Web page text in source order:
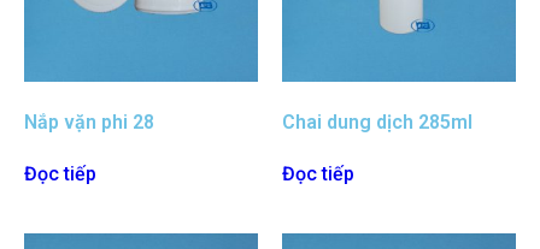
Nắp vặn phi 28
Đọc tiếp
Chai dung dịch 285ml
Đọc tiếp